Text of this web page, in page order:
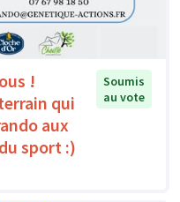
!
qui
aux
sport :)
Soumis
au vote